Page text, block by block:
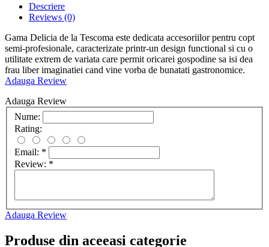
Descriere
Reviews (0)
Gama Delicia de la Tescoma este dedicata accesoriilor pentru copt
semi-profesionale, caracterizate printr-un design functional si cu o
utilitate extrem de variata care permit oricarei gospodine sa isi dea
frau liber imaginatiei cand vine vorba de bunatati gastronomice.
Adauga Review
Adauga Review
Nume:
Rating:
Email: *
Review: *
Adauga Review
Produse din aceeasi categorie